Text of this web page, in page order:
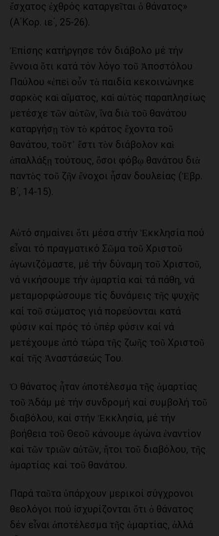
ἔσχατος ἐχθρός καταργεῖται ὁ θάνατος»
(Α΄Κορ. ιε΄, 25-26).
Ἐπίσης κατήργησε τόν διάβολο μέ τήν
ἔννοια ὅτι κατά τόν λόγο τοῦ Ἀποστόλου
Παύλου «ἐπεὶ οὖν τὰ παιδία κεκοινώνηκε
σαρκὸς καὶ αἵματος, καὶ αὐτὸς παραπλησίως
μετέσχε τῶν αὐτῶν, ἵνα διὰ τοῦ θανάτου
καταργήσῃ τὸν τὸ κράτος ἔχοντα τοῦ
θανάτου, τοῦτ᾿ ἔστι τὸν διάβολον καὶ
ἀπαλλάξῃ τούτους, ὅσοι φόβῳ θανάτου διὰ
παντὸς τοῦ ζῆν ἔνοχοι ἦσαν δουλείας (Ἐβρ.
Β΄, 14-15).
Αὐτό σημαίνει ὅτι μέσα στήν Ἐκκλησία πού
εἶναι τό πραγματικό Σῶμα τοῦ Χριστοῦ
ἀγωνιζόμαστε, μέ τήν δύναμη τοῦ Χριστοῦ,
νά νικήσουμε τήν ἁμαρτία καί τά πάθη, νά
μεταμορφώσουμε τίς δυνάμεις τῆς ψυχῆς
καί τοῦ σώματος γιά πορεύονται κατά
φύσιν καί πρός τό ὑπέρ φύσιν καί νά
μετέχουμε ἀπό τώρα τῆς ζωῆς τοῦ Χριστοῦ
καί τῆς Ἀναστάσεώς Του.
Ὁ θάνατος ἦταν ἀποτέλεσμα τῆς ἁμαρτίας
τοῦ Ἀδάμ μέ τήν συνδρομή καί συμβολή τοῦ
διαβόλου, καί στήν Ἐκκλησία, μέ τήν
βοήθεια τοῦ Θεοῦ κάνουμε ἀγώνα ἐναντίον
καί τῶν τριῶν αὐτῶν, ἤτοι τοῦ διαβόλου, τῆς
ἁμαρτίας καί τοῦ θανάτου.
Παρά ταῦτα ὑπάρχουν μερικοί σύγχρονοι
θεολόγοι πού ἰσχυρίζονται ὅτι ὁ θάνατος
δέν εἶναι ἀποτέλεσμα τῆς ἁμαρτίας, ἀλλά